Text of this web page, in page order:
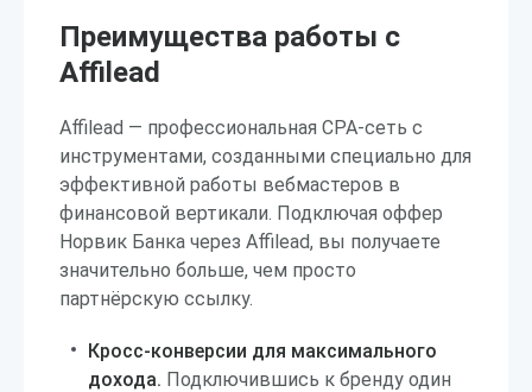
Преимущества работы с
Affilead
Affilead — профессиональная CPA-сеть с
инструментами, созданными специально для
эффективной работы вебмастеров в
финансовой вертикали. Подключая оффер
Норвик Банка через Affilead, вы получаете
значительно больше, чем просто
партнёрскую ссылку.
Кросс-конверсии для максимального
дохода. Подключившись к бренду один